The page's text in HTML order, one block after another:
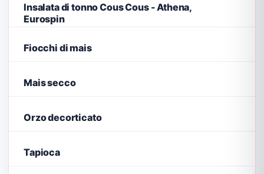
Insalata di tonno Cous Cous - Athena,
Eurospin
Fiocchi di mais
Mais secco
Orzo decorticato
Tapioca